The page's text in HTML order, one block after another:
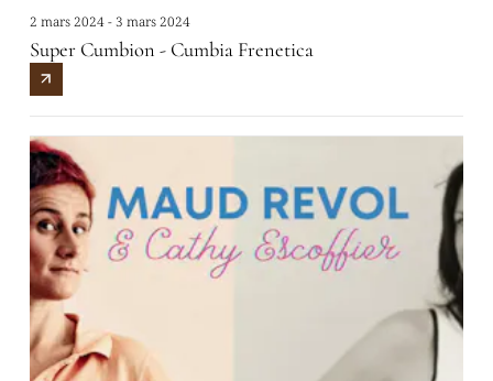
2 mars 2024 - 3 mars 2024
Super Cumbion - Cumbia Frenetica